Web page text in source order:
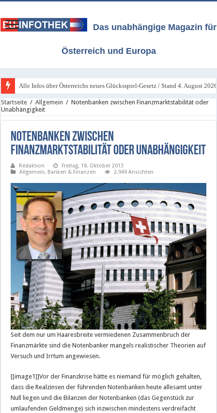
Das unabhängige Magazin für
Österreich und Europa
Alle Infos über Österreichs neues Glücksspiel-Gesetz / Stand 4. August
Startseite / Allgemein / Notenbanken zwischen Finanzmarktstabilität oder
Unabhängigkeit
Notenbanken zwischen
Finanzmarktstabilität oder Unabhängigkeit
Redaktion
Freitag, 18. Oktober 2013
Allgemein, Banken & Finanzen 2,949 Ansichten
Seit dem nur um Haaresbreite vermiedenen Zusammenbruch der
Finanzmärkte sind die Notenbanker mangels realistischer Theorien auf
Versuch und Irrtum angewiesen.
[[image1]]Vor der Finanzkrise hätte es niemand für möglich gehalten,
dass die Realzinsen der führenden Notenbanken heute allesamt unter
Null liegen und die Bilanzen der Notenbanken (das Gegenstück zur
umlaufenden Geldmenge) sich inzwischen mindestens verdreifacht